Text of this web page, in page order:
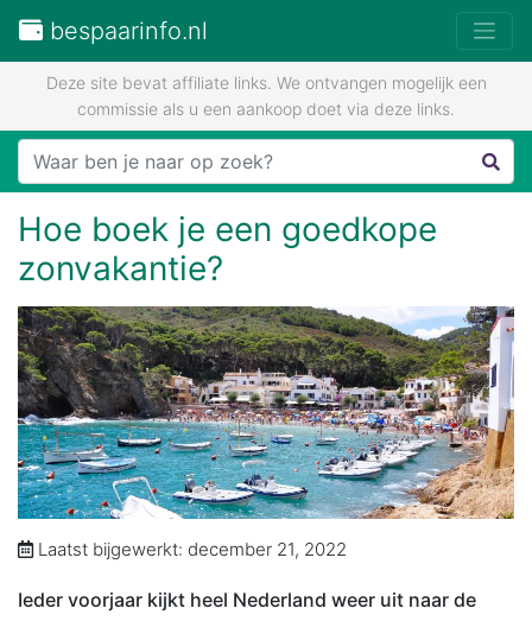
bespaarinfo.nl
Deze site bevat affiliate links. We ontvangen mogelijk een
commissie als u een aankoop doet via deze links.
Hoe boek je een goedkope
zonvakantie?
Laatst bijgewerkt: december 21, 2022
Ieder voorjaar kijkt heel Nederland weer uit naar de